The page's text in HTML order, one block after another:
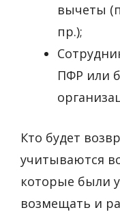
вычеты
пр.);
ПФР или
Кто будет
учитываются
которые были
возмещать и